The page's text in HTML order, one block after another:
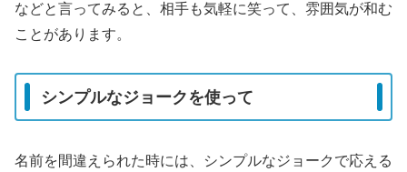
などと言ってみると、相手も気軽に笑って、雰囲気が和む
ことがあります。
シンプルなジョークを使って
名前を間違えられた時には、シンプルなジョークで応える